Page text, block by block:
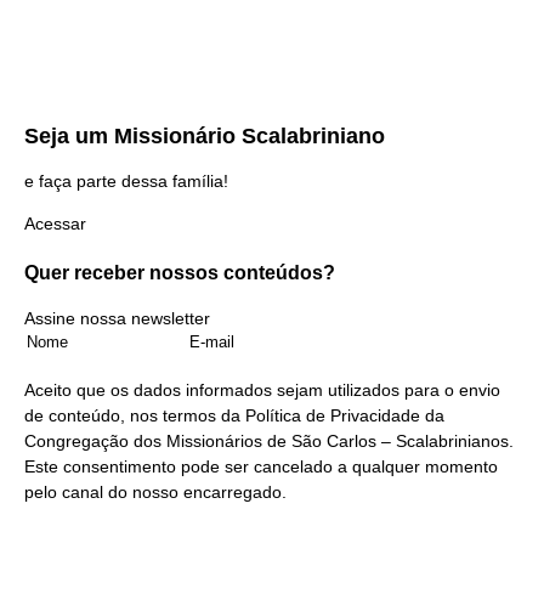
Seja um Missionário Scalabriniano
e faça parte dessa família!
Acessar
Quer receber nossos conteúdos?
Assine nossa newsletter
Aceito que os dados informados sejam utilizados para o envio
de conteúdo, nos termos da Política de Privacidade da
Congregação dos Missionários de São Carlos – Scalabrinianos.
Este consentimento pode ser cancelado a qualquer momento
pelo canal do nosso encarregado.